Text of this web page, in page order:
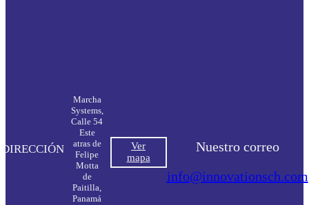
DIRECCIÓN
Marcha
Systems,
Calle 54
Este
atras de
Felipe
Motta
de
Paitilla,
Panamá
Ver
mapa
Nuestro correo
info@innovationsch.com